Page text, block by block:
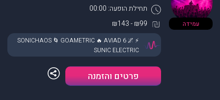
עמידה
תחילת הופעה: 00:00
₪99 - ₪143
⚡ SONICHAOS 🌀 GOAMETRIC 🔥 AVIAD 6 🌌
SUNIC ELECTRIC
פרטים והזמנה